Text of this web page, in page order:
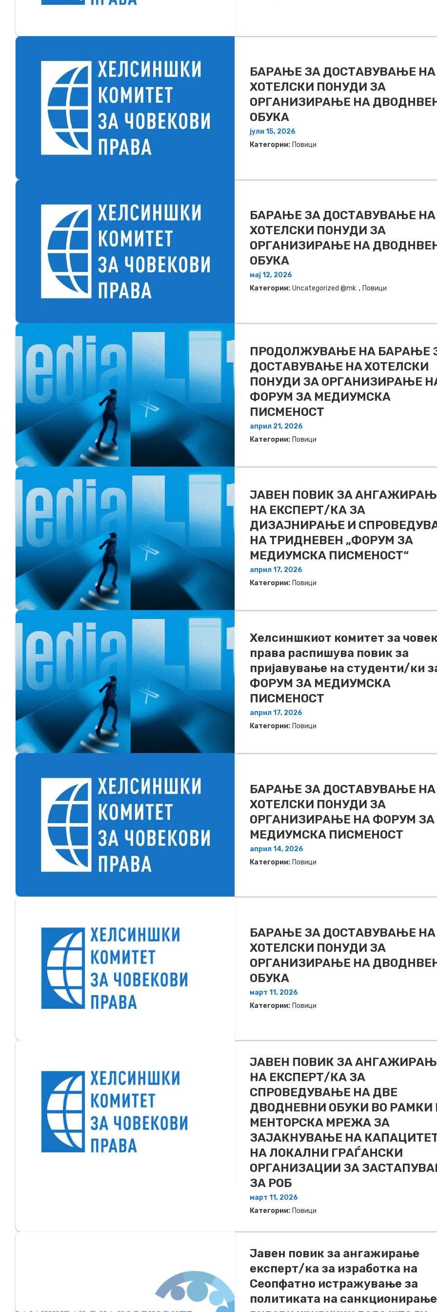
БАРАЊЕ ЗА ДОСТАВУВАЊЕ НA
ХОТЕЛСКИ ПОНУДИ ЗА
ОРГАНИЗИРАЊЕ НА
ОБУКА
јули 15, 2026
Категории: Повици
БАРАЊЕ ЗА ДОСТАВУВАЊЕ НA
ХОТЕЛСКИ ПОНУДИ ЗА
ОРГАНИЗИРАЊЕ НА
ОБУКА
мај 12, 2026
Категории: Uncategorized @mk , Повици
ПРОДОЛЖУВАЊЕ НА БАРАЊЕ
ДОСТАВУВАЊЕ НA ХОТЕЛСКИ
ПОНУДИ ЗА ОРГАНИЗИРАЊЕ
ФОРУМ ЗА МЕДИУМСКА
ПИСМЕНОСТ
април 21, 2026
Категории: Повици
ЈАВЕН ПОВИК ЗА
НА ЕКСПЕРТ/КА ЗА
ДИЗАЈНИРАЊЕ И
НА ТРИДНЕВЕН „ФОРУМ ЗА
МЕДИУМСКА ПИСМЕНОСТ“
април 17, 2026
Категории: Повици
Хелсиншкиот комитет за
права распишува повик за
пријавување на студенти/ки
ФОРУМ ЗА МЕДИУМСКА
ПИСМЕНОСТ
април 17, 2026
Категории: Повици
БАРАЊЕ ЗА ДОСТАВУВАЊЕ НA
ХОТЕЛСКИ ПОНУДИ ЗА
ОРГАНИЗИРАЊЕ НА ФОРУМ ЗА
МЕДИУМСКА ПИСМЕНОСТ
април 14, 2026
Категории: Повици
БАРАЊЕ ЗА ДОСТАВУВАЊЕ НA
ХОТЕЛСКИ ПОНУДИ ЗА
ОРГАНИЗИРАЊЕ НА
ОБУКА
март 11, 2026
Категории: Повици
ЈАВЕН ПОВИК ЗА
НА ЕКСПЕРТ/КА ЗА
СПРОВЕДУВАЊЕ НА ДВЕ
ДВОДНЕВНИ ОБУКИ ВО РАМКИ
МЕНТОРСКА МРЕЖА ЗА
ЗАЈАКНУВАЊЕ НА
НА ЛОКАЛНИ ГРАЃАНСКИ
ОРГАНИЗАЦИИ ЗА
ЗА РОБ
март 11, 2026
Категории: Повици
Јавен повик за ангажирање
експерт/ка за изработка на
Сeопфатно истражување за
политиката на